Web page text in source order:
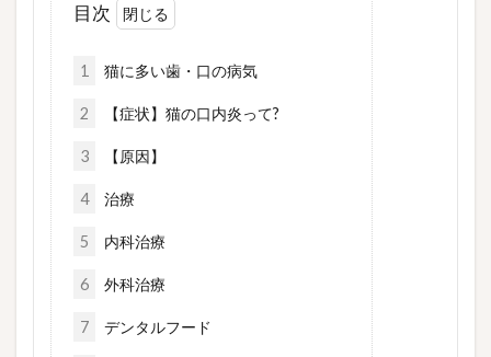
目次
1 猫に多い歯・口の病気
2 【症状】猫の口内炎って?
3 【原因】
4 治療
5 内科治療
6 外科治療
7 デンタルフード